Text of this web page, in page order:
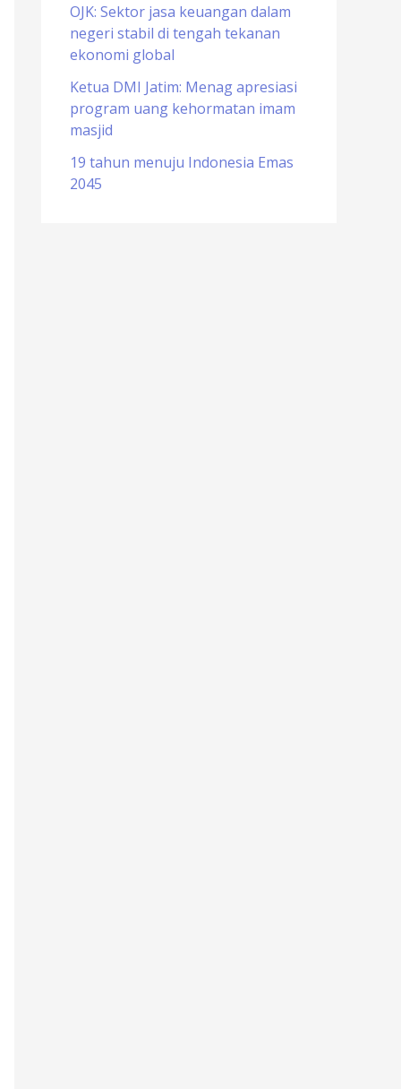
OJK: Sektor jasa keuangan dalam
negeri stabil di tengah tekanan
ekonomi global
Ketua DMI Jatim: Menag apresiasi
program uang kehormatan imam
masjid
19 tahun menuju Indonesia Emas
2045